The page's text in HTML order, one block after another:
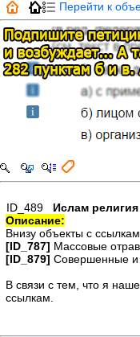
Перейти к
ID_489 Ислам
Описание:
Внизу объекты с
[ID_787] Массовые
[ID_879] Совершенные и
В связи с тем, что я
ссылкам.